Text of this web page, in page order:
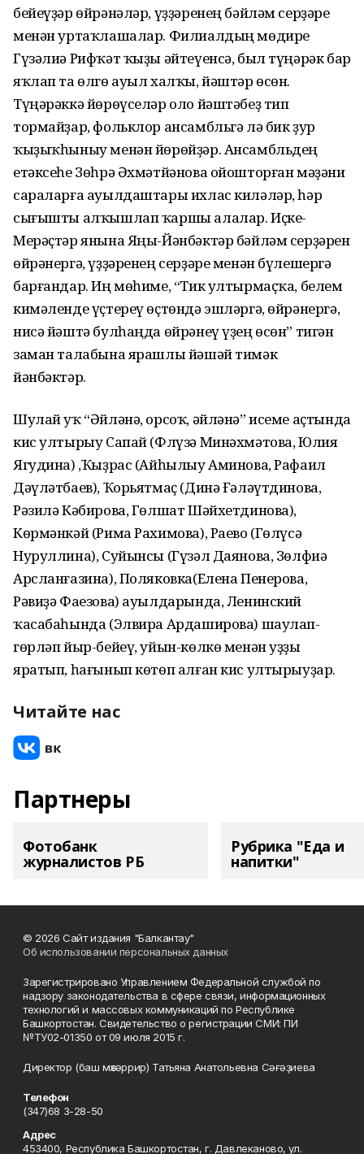
бейеүҙәр өйрәнәләр, үҙҙәренең бәйләм серҙәре
менән уртаҡлашалар. Филиалдың мөдире
Гүзәлиә Рифҡәт ҡыҙы әйтеүенсә, был түңәрәк бар
яҡлап та өлгө ауыл халҡы, йәштәр өсөн.
Түңәрәккә йөрөүселәр оло йәштәбеҙ тип
тормайҙар, фольклор ансамбльгә лә бик ҙур
ҡыҙыҡһыныу менән йөрөйҙәр. Ансамбльдең
етәксеһе Зөһрә Әхмәтйәнова ойошторған мәҙәни
сараларға ауылдаштары ихлас киләләр, һәр
сығышты алҡышлап ҡаршы алалар. Иҫке-
Мерәҫтәр янына Яңы-Йәнбәктәр бәйләм серҙәрен
өйрәнергә, үҙҙәренең серҙәре менән бүлешергә
барғандар. Иң мөһиме, “Тик ултырмаҫҡа, белем
кимәленде үҫтереү өҫтөндә эшләргә, өйрәнергә,
нисә йәштә булһаңда өйрәнеү үҙең өсөн” тигән
заман талабына ярашлы йәшәй тимәк
йәнбәктәр.
Шулай уҡ “Әйләнә, орсоҡ, әйләнә” исеме аҫтында
кис ултырыу Сапай (Флүзә Минәхмәтова, Юлия
Ягудина) ,Ҡыҙрас (Айһылыу Аминова, Рафаил
Дәүләтбаев), Ҡорьятмаҫ (Динә Ғәләүтдинова,
Рәзилә Кәбирова, Гөлшат Шәйхетдинова),
Көрмәнкәй (Рима Рахимова), Раево (Гөлүсә
Нуруллина), Суйынсы (Гүзәл Даянова, Зөлфиә
Арсланғазина), Поляковка(Елена Пенерова,
Рәвиҙә Фаезова) ауылдарында, Ленинский
ҡасабаһында (Элвира Ардаширова) шаулап-
гөрләп йыр-бейеү, уйын-көлкө менән уҙҙы
яратып, һағынып көтөп алған кис ултырыуҙар.
Читайте нас
Партнеры
Фотобанк
журналистов РБ
Рубрика "Еда и
напитки"
© 2026 Сайт издания "Балкантау"
Об использовании персональных данных
Зарегистрировано Управлением Федеральной службой по
надзору законодательства в сфере связи, информационных
технологий и массовых коммуникаций по Республике
Башкортостан. Свидетельство о регистрации СМИ: ПИ
№ТУ02-01350 от 09 июля 2015 г.
Директор (баш мөхәррир) Татьяна Анатольевна Сәғәҙиева
Телефон
(347)68 3-28-50
Адрес
453400, Республика Башкортостан, г. Давлеканово, ул.